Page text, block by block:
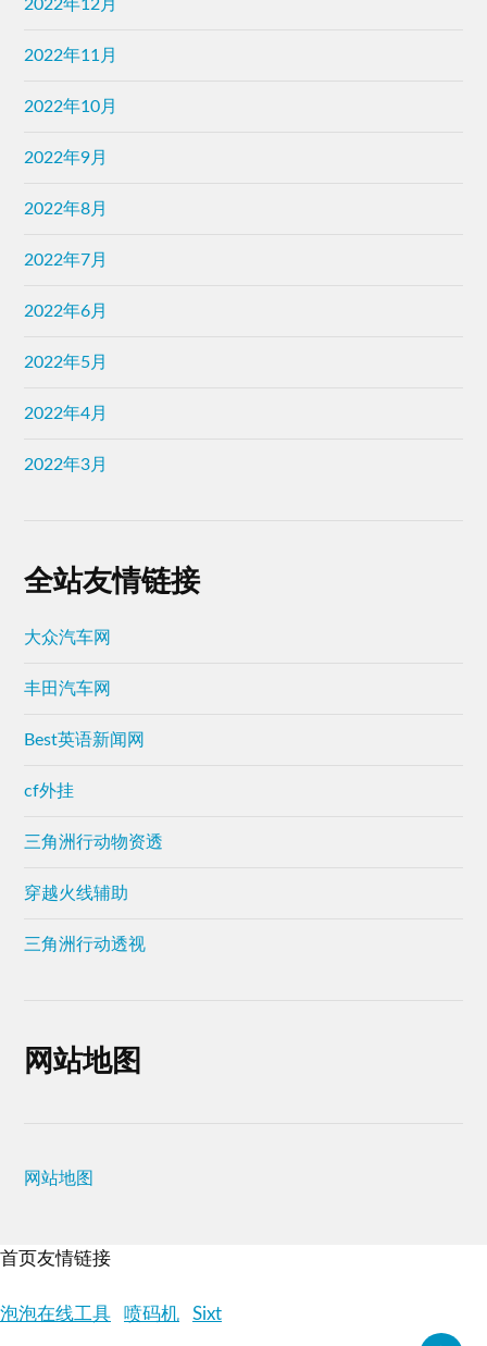
2022年12月
2022年11月
2022年10月
2022年9月
2022年8月
2022年7月
2022年6月
2022年5月
2022年4月
2022年3月
全站友情链接
大众汽车网
丰田汽车网
Best英语新闻网
cf外挂
三角洲行动物资透
穿越火线辅助
三角洲行动透视
网站地图
网站地图
首页友情链接
泡泡在线工具 喷码机 Sixt